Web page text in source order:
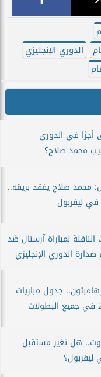
الدوري الإنجليزي
أجرًا في الدوري
محمد صلاح؟
محمد صلاح يفقد بريقه..
ليفربول
لمباراة آرسنال ضد
الدوري الإنجليزي
جدول مباريات
هل تغير مستقبل
ليفربول؟